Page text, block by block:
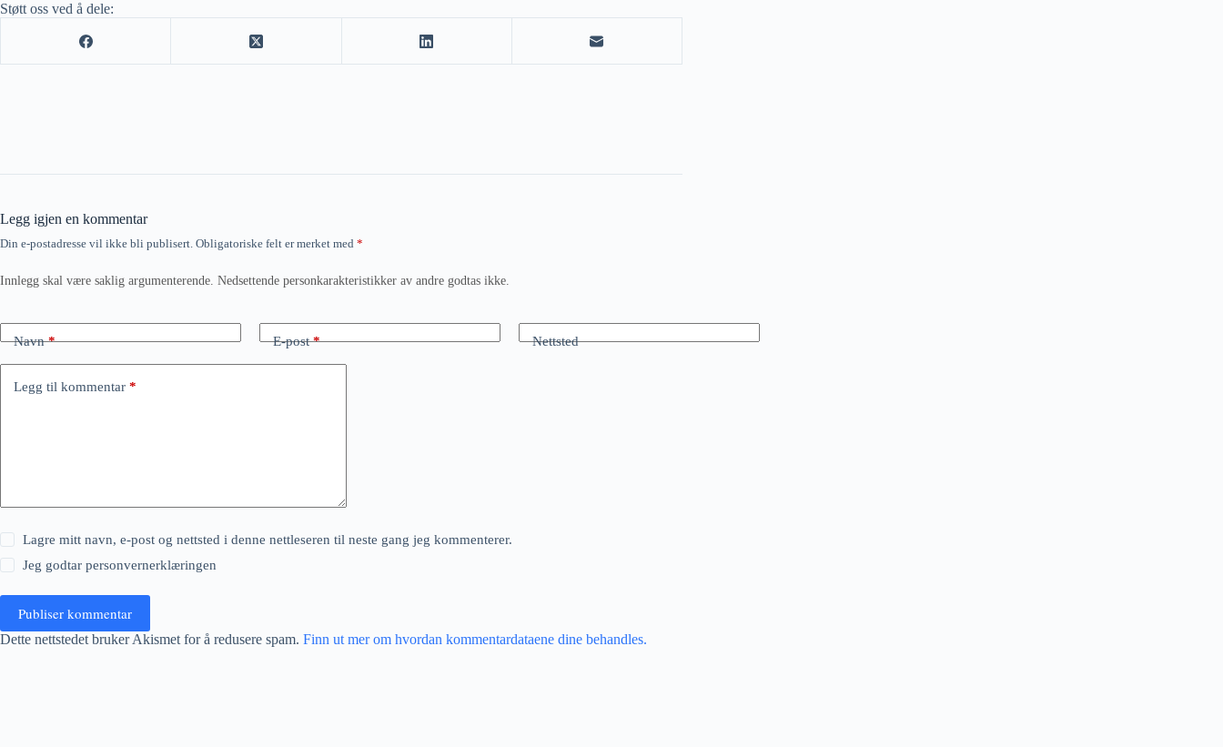
Støtt oss ved å dele:
Legg igjen en kommentar
Din e-postadresse vil ikke bli publisert. Obligatoriske felt er merket med *
Innlegg skal være saklig argumenterende. Nedsettende personkarakteristikker av andre godtas ikke.
Navn* E-post* Nettsted
Legg til kommentar *
Lagre mitt navn, e-post og nettsted i denne nettleseren til neste gang jeg kommenterer.
Jeg godtarpersonvernerklæringen
Publiser kommentar
Dette nettstedet bruker Akismet for å redusere spam. Finn ut mer om hvordan kommentardataene dine behandles.